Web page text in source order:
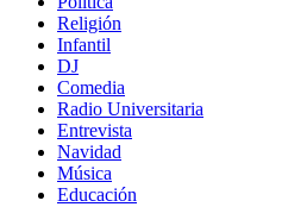
Religión
Infantil
DJ
Comedia
Radio Universitaria
Entrevista
Navidad
Música
Educación